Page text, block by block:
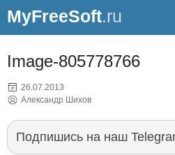
MyFreeSoft.ru
Image-805778766
26.07.2013
Александр Шихов
Подпишись на наш